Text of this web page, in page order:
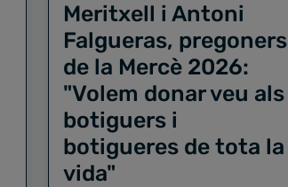
Meritxell i Antoni
Falgueras, pregoners
de la Mercè 2026:
"Volem donar veu als
botiguers i
botigueres de tota la
vida"